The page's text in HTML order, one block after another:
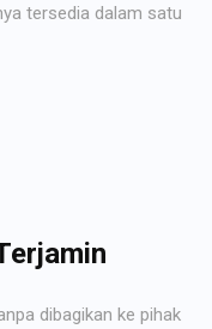
tersedia dalam satu
dibagikan ke pihak